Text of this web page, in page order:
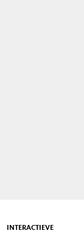
INTERACTIEVE